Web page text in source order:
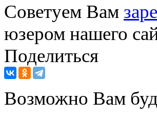
Советуем Вам
юзером нашего
Поделиться
Возможно Вам